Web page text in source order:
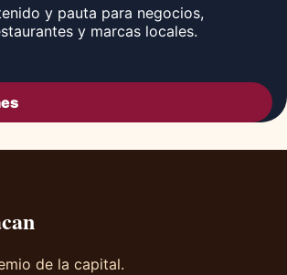
y pauta para negocios,
y marcas locales.
de la capital.